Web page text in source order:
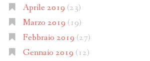
Aprile 2019 (23)
Marzo 2019 (19)
Febbraio 2019 (27)
Gennaio 2019 (12)